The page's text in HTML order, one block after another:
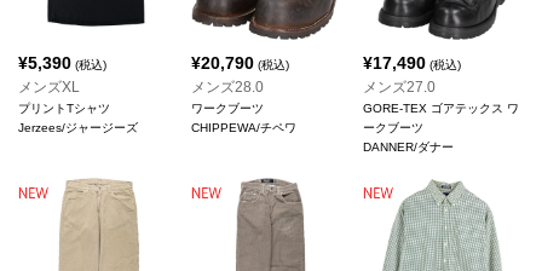
¥5,390 (税込)
メンズXL
プリントTシャツ
Jerzees/ジャージーズ
¥20,790(税込)
メンズ28.0
ワークブーツ
CHIPPEWA/チペワ
¥17,490 (税込)
メンズ27.0
GORE-TEX ゴアテックス ワ
ークブーツ
DANNER/ダナー